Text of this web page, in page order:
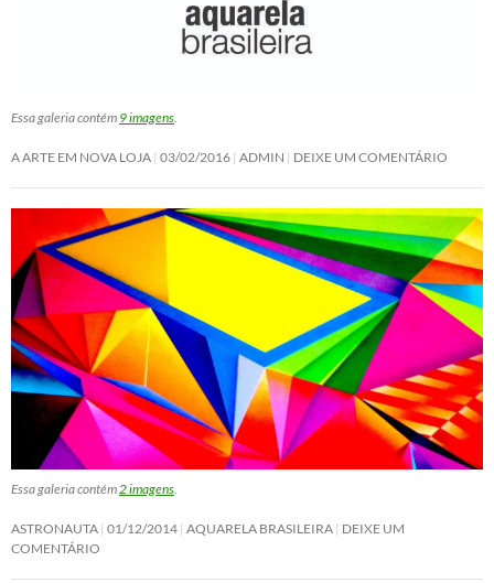
Essa galeria contém 9 imagens.
A ARTE EM NOVA LOJA 03/02/2016 ADMIN DEIXE UM COMENTÁRIO
Essa galeria contém2 imagens.
ASTRONAUTA 01/12/2014 AQUARELA BRASILEIRA DEIXE UM
COMENTÁRIO